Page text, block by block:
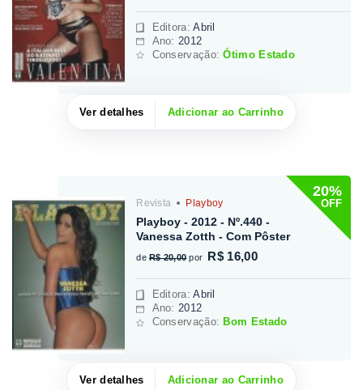
Editora:Abril
Ano: 2012
Conservação:Ótimo Estado
Ver detalhes Adicionar ao Carrinho
20%
OFF
Revista Playboy
Playboy - 2012 - Nº.440 -
Vanessa Zotth - Com Pôster
de R$ 20,00 por R$ 16,00
Editora:Abril
Ano: 2012
Conservação: Bom Estado
Ver detalhes Adicionar ao Carrinho